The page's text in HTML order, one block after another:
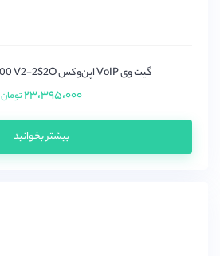
گیت وی VoIP اپن‌وکس OpenVox iAG800 V2-2S2O
۲۳،۳۹۵،۰۰۰تومان
بیشتر بخوانید